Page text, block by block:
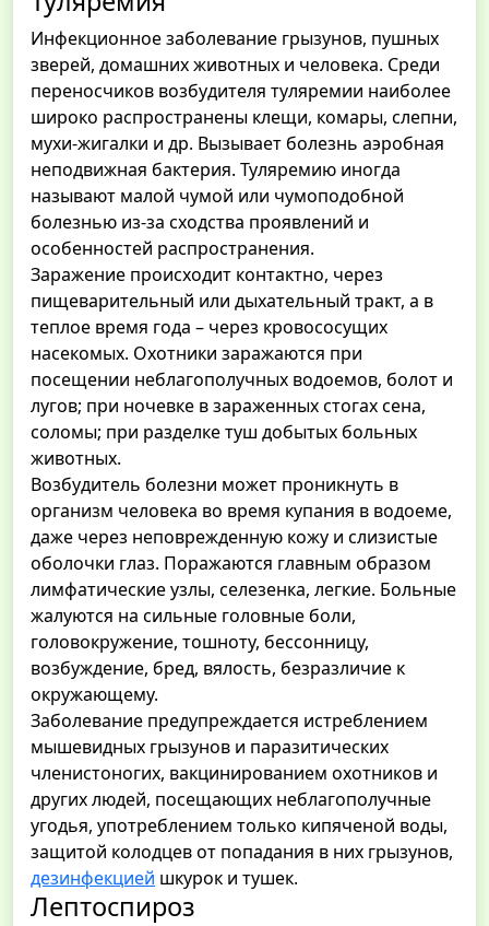
Инфекционное заболевание грызунов, пушных
зверей, домашних животных и человека. Среди
переносчиков возбудителя туляремии наиболее
широко распространены клещи, комары, слепни,
мухи-жигалки и др. Вызывает болезнь аэробная
неподвижная бактерия. Туляремию иногда
называют малой чумой или чумоподобной
болезнью из-за сходства проявлений и
особенностей распространения.
Заражение происходит контактно, через
пищеварительный или дыхательный тракт, а в
теплое время года – через кровососущих
насекомых. Охотники заражаются при
посещении неблагополучных водоемов, болот и
лугов; при ночевке в зараженных стогах сена,
соломы; при разделке туш добытых больных
животных.
Возбудитель болезни может проникнуть в
организм человека во время купания в водоеме,
даже через неповрежденную кожу и слизистые
оболочки глаз. Поражаются главным образом
лимфатические узлы, селезенка, легкие. Больные
жалуются на сильные головные боли,
головокружение, тошноту, бессонницу,
возбуждение, бред, вялость, безразличие к
окружающему.
Заболевание предупреждается истреблением
мышевидных грызунов и паразитических
членистоногих, вакцинированием охотников и
других людей, посещающих неблагополучные
угодья, употреблением только кипяченой воды,
защитой колодцев от попадания в них грызунов,
дезинфекцией шкурок и тушек.
Лептоспироз